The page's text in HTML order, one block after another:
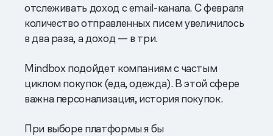
отслеживать доход с email-канала. С февраля
количество отправленных писем увеличилось
в два раза, а доход — в три.
Mindbox подойдет компаниям с частым
циклом покупок (еда, одежда). В этой сфере
важна персонализация, история покупок.
При выборе платформы я бы